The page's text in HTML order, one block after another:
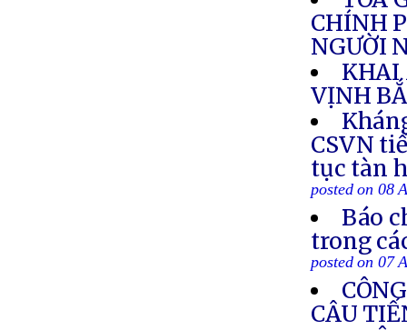
CHÍNH
NGƯỜI
KHAI
VỊNH
CSVN
tục tàn
posted on 08
Báo
trong
posted on 07
CÂU